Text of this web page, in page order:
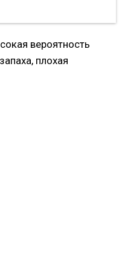
вероятность
плохая